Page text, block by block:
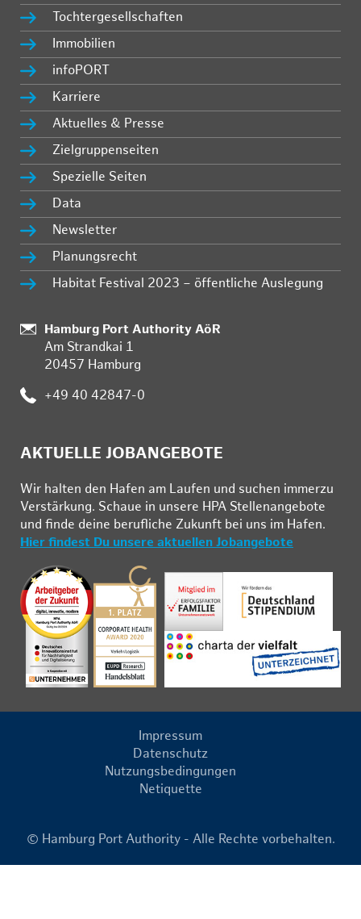
Tochtergesellschaften
Immobilien
infoPORT
Karriere
Aktuelles & Presse
Zielgruppenseiten
Spezielle Seiten
Data
Newsletter
Planungsrecht
Habitat Festival 2023 – öffentliche Auslegung
Standort:
Hamburg Port Authority AöR
Am Strandkai 1
20457 Hamburg
Telefon:
+49 40 42847-0
AKTUELLE JOBANGEBOTE
Wir hal­ten den Ha­fen am Lau­fen und su­chen im­mer­zu
Ver­stär­kung. Schau­e in un­se­re HPA Stel­len­an­ge­bo­te
und fin­de deine be­ruf­li­che Zu­kunft bei uns im Ha­fen.
Hier findest Du unsere aktuellen Jobangebote
Impressum
Datenschutz
Nutzungsbedingungen
Netiquette
© Hamburg Port Authority - Alle Rechte vorbehalten.